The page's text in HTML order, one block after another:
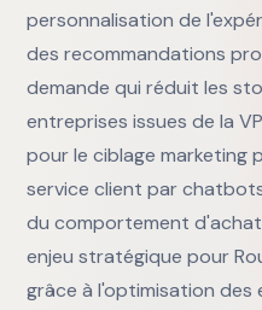
personnalisation de
des recommandations
demande qui réduit les
entreprises issues de la
pour le ciblage marketing
service client par
du comportement
enjeu stratégique pour
grâce à l'optimisation